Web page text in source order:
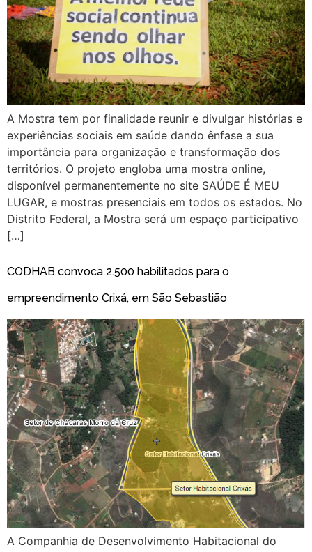
A Mostra tem por finalidade reunir e divulgar histórias e
experiências sociais em saúde dando ênfase a sua
importância para organização e transformação dos
territórios. O projeto engloba uma mostra online,
disponível permanentemente no site SAÚDE É MEU
LUGAR, e mostras presenciais em todos os estados. No
Distrito Federal, a Mostra será um espaço participativo
[…]
CODHAB convoca 2.500 habilitados para o
empreendimento Crixá, em São Sebastião
A Companhia de Desenvolvimento Habitacional do